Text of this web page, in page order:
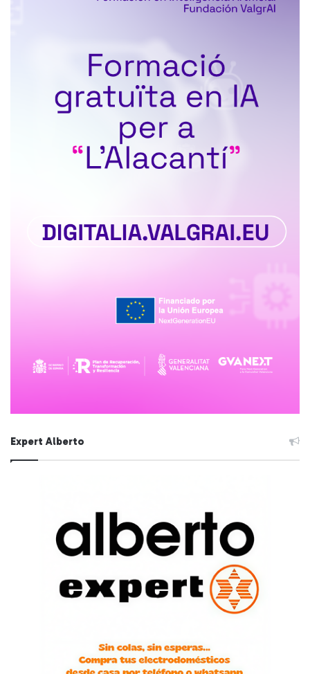
Expert Alberto